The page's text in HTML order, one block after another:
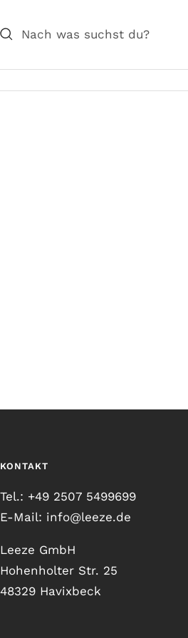
zum
KONTAKT
Tel.: +49 2507 5499699
E-Mail: info@leeze.de
Leeze GmbH
Hohenholter Str. 25
48329 Havixbeck